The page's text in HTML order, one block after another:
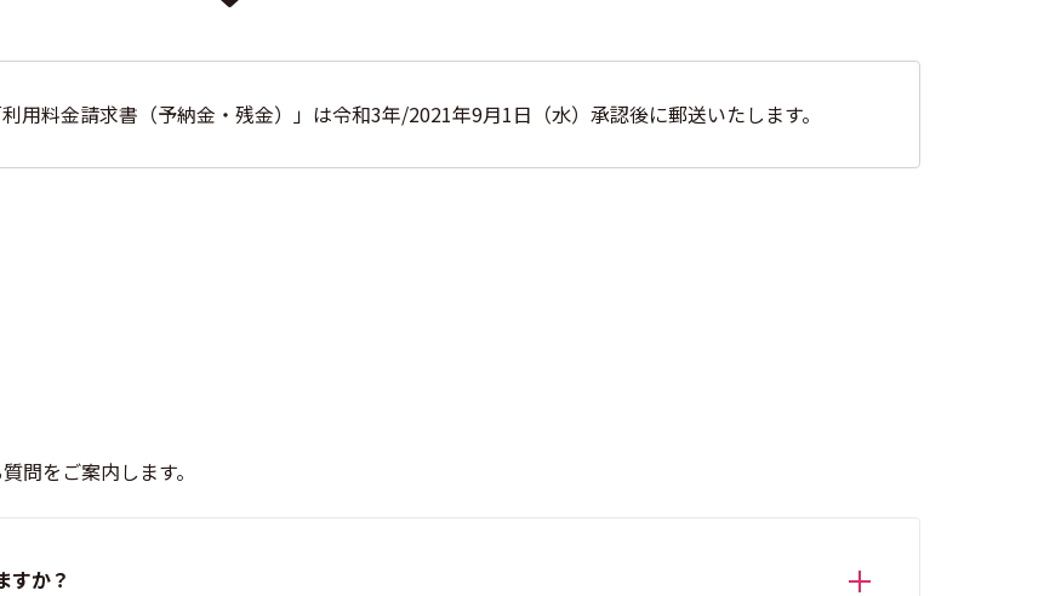
用料金請求書（予納金・残金）」は令和3年/2021年9月1日（水）承認後に郵送いたします。
問をご案内します。
すか？